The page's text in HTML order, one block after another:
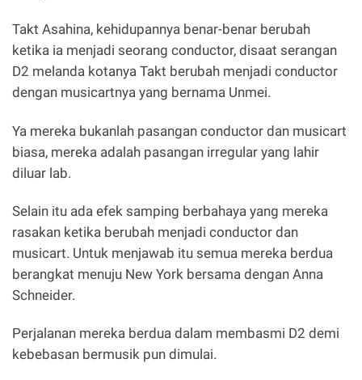
Takt Asahina, kehidupannya benar-benar berubah
ketika ia menjadi seorang conductor, disaat serangan
D2 melanda kotanya Takt berubah menjadi conductor
dengan musicartnya yang bernama Unmei.
Ya mereka bukanlah pasangan conductor dan musicart
biasa, mereka adalah pasangan irregular yang lahir
diluar lab.
Selain itu ada efek samping berbahaya yang mereka
rasakan ketika berubah menjadi conductor dan
musicart. Untuk menjawab itu semua mereka berdua
berangkat menuju New York bersama dengan Anna
Schneider.
Perjalanan mereka berdua dalam membasmi D2 demi
kebebasan bermusik pun dimulai.